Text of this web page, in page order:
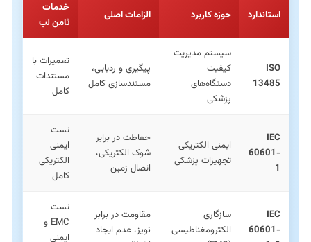
استاندارد حوزه کاربرد الزامات اصلی
خدمات
ثامن لب
ISO
13485
سیستم مدیریت
کیفیت
دستگاه‌های
پزشکی
پیگیری و ردیابی،
مستندسازی کامل
تعمیرات با
مستندات
کامل
IEC
60601-
1
ایمنی الکتریکی
تجهیزات پزشکی
حفاظت در برابر
شوک الکتریکی،
اتصال زمین
تست
ایمنی
الکتریکی
کامل
IEC
60601-
سازگاری
الکترومغناطیسی
مقاومت در برابر
نویز، عدم ایجاد
تست
EMC و
ایمنی